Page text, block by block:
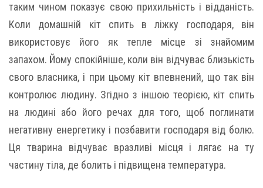
таким чином показує свою прихильність і відданість.
Коли домашній кіт спить в ліжку господаря, він
використовує його як тепле місце зі знайомим
запахом. Йому спокійніше, коли він відчуває близькість
свого власника, і при цьому кіт впевнений, що так він
контролює людину. Згідно з іншою теорією, кіт спить
на людині або його речах для того, щоб поглинати
негативну енергетику і позбавити господаря від болю.
Ця тварина відчуває вразливі місця і лягає на ту
частину тіла, де болить і підвищена температура.